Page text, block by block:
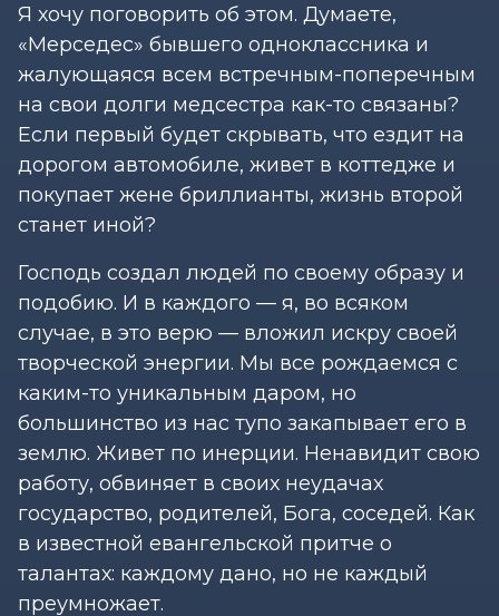
Я хочу поговорить об этом. Думаете,
«Мерседес» бывшего одноклассника и
жалующаяся всем встречным-поперечным
на свои долги медсестра как-то связаны?
Если первый будет скрывать, что ездит на
дорогом автомобиле, живет в коттедже и
покупает жене бриллианты, жизнь второй
станет иной?
Господь создал людей по своему образу и
подобию. И в каждого — я, во всяком
случае, в это верю — вложил искру своей
творческой энергии. Мы все рождаемся с
каким-то уникальным даром, но
большинство из нас тупо закапывает его в
землю. Живет по инерции. Ненавидит свою
работу, обвиняет в своих неудачах
государство, родителей, Бога, соседей. Как
в известной евангельской притче о
талантах: каждому дано, но не каждый
преумножает.